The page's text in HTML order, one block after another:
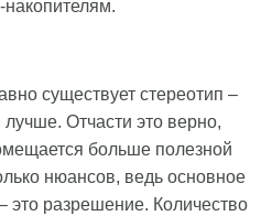
накопителям.
существует стереотип –
Отчасти это верно,
больше полезной
нюансов, ведь основное
это разрешение. Количество